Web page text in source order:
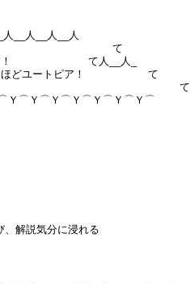
人__人__人
ア！ て人__人_
ートピア！ て
Ｙ) て
⌒Ｙ⌒Ｙ⌒Ｙ⌒Ｙ⌒
、解説気分に浸れる